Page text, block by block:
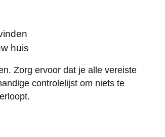
huis
Zorg ervoor dat je alle vereiste
controlelijst om niets te